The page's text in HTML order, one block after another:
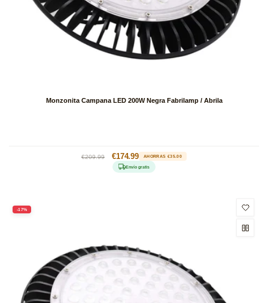
Monzonita Campana LED 200W Negra Fabrilamp / Abrila
Precio
€209.99
Precio
de
oferta
€174.99 AHORRAS €35.00
Envío gratis
-17%